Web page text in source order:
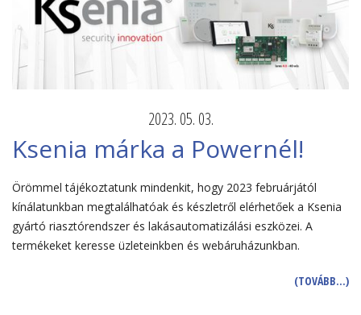
2023. 05. 03.
Ksenia márka a Powernél!
Örömmel tájékoztatunk mindenkit, hogy 2023 februárjától
kínálatunkban megtalálhatóak és készletről elérhetőek a Ksenia
gyártó riasztórendszer és lakásautomatizálási eszközei. A
termékeket keresse üzleteinkben és webáruházunkban.
(TOVÁBB…)